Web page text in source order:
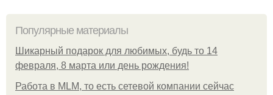
Популярные материалы
Шикарный подарок для любимых, будь то 14
февраля, 8 марта или день рождения!
Работа в MLM, то есть сетевой компании сейчас